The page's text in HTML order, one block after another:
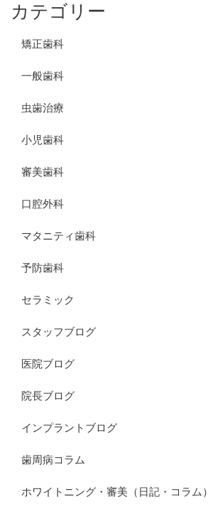
カテゴリー
矯正歯科
一般歯科
虫歯治療
小児歯科
審美歯科
口腔外科
マタニティ歯科
予防歯科
セラミック
スタッフブログ
医院ブログ
院長ブログ
インプラントブログ
歯周病コラム
ホワイトニング・審美（日記・コラム）